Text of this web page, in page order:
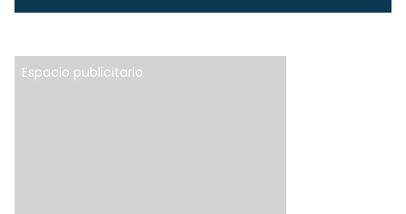
Espacio publicitario